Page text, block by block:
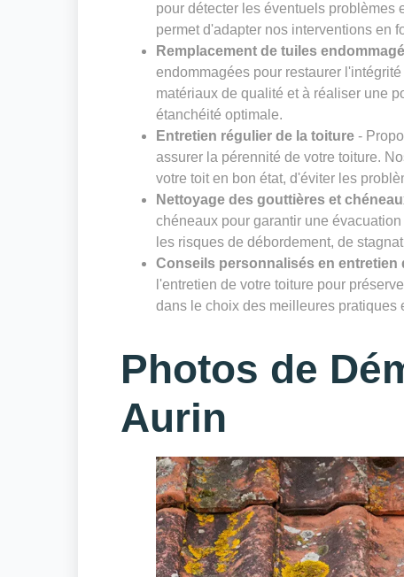
pour détecter les éventuels problèmes
permet d'adapter nos interventions en
Remplacement de tuiles
endommagées pour restaurer
matériaux de qualité et à réaliser une
étanchéité optimale.
Entretien régulier de la toiture -
assurer la pérennité de votre toiture.
votre toit en bon état, d'éviter les
Nettoyage des gouttières et
chéneaux pour garantir une
les risques de débordement, de
Conseils personnalisés en entretien
l'entretien de votre toiture pour
dans le choix des meilleures pratiques
Photos de
Aurin